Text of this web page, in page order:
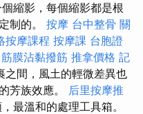
縮影，每個縮影都是根
制的。 按摩 台中整骨 關
按摩課程 按摩課 台胞證
筋膜沾黏撥筋 推拿價格 記
之間，風土的輕微差異也
芳族效應。 后里按摩推
最溫和的處理工具箱。